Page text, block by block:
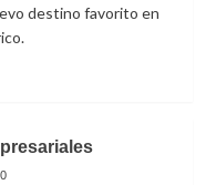
destino favorito en
0